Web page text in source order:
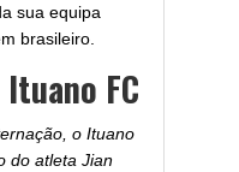
sua equipa
brasileiro.
FC
o Ituano
do atleta Jian